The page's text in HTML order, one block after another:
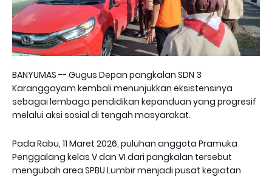
BANYUMAS -- Gugus Depan pangkalan SDN 3
Karanggayam kembali menunjukkan eksistensinya
sebagai lembaga pendidikan kepanduan yang progresif
melalui aksi sosial di tengah masyarakat.
Pada Rabu, 11 Maret 2026, puluhan anggota Pramuka
Penggalang kelas V dan VI dari pangkalan tersebut
mengubah area SPBU Lumbir menjadi pusat kegiatan